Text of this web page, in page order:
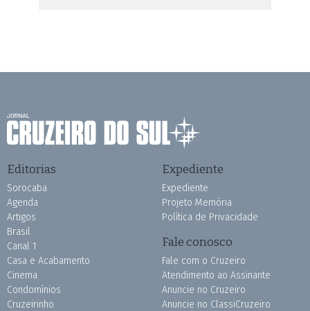
Editorias
Sorocaba
Agenda
Artigos
Brasil
Canal 1
Casa e Acabamento
Cinema
Condomínios
Cruzeirinho
Expediente
Expediente
Projeto Memória
Política de Privacidade
Fale conosco
Fale com o Cruzeiro
Atendimento ao Assinante
Anuncie no Cruzeiro
Anuncie no ClassiCruzeiro